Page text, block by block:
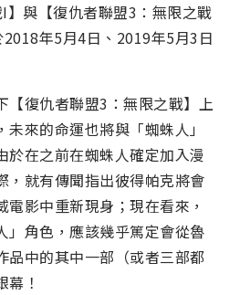
】與【復仇者聯盟3：無限之戰
年5月4日、2019年5月3日
復仇者聯盟3：無限之戰】上
來的命運也將與「蜘蛛人」
於在之前在蜘蛛人確定加入漫
，就有傳聞指出彼得帕克將會
影中重新現身；現在看來，
」角色，應該幾乎篤定會從魯
品中的其中一部（或者三部都
！